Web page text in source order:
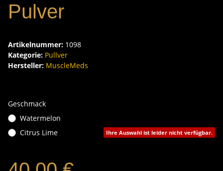
Pulver
Artikelnummer: 1098
Kategorie: Pullver
Hersteller: MuscleMeds
Geschmack
Watermelon
Citrus Lime
Ihre Auswahl ist leider nicht verfügbar.